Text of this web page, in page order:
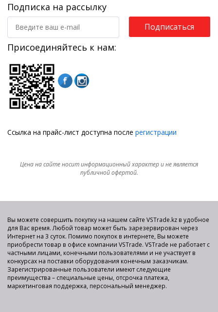
Подписка на рассылку
Подписаться
Присоединяйтесь к нам:
Ссылка на прайс-лист доступна после регистрации
Цена на сайте носит информационный характер и не является
публичной офертой.
Вы можете совершить покупку на нашем сайте VSTrade.kz в удобное
для Вас время. Любой товар может быть зарезервирован через
Интернет на 3 суток. Помимо покупок в интернете, Вы можете
приобрести товар в офисе компании VSTrade. VSTrade не работает с
частными лицами, конечными пользователями и не участвует в
конкурсах на поставки оборудования конечным заказчикам.
Зарегистрированные пользователи имеют следующие
преимущества – специальные цены, отсрочка платежа,
маркетинговая поддержка, персональный менеджер.